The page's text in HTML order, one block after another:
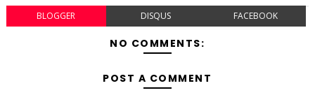
BLOGGER DISQUS FACEBOOK
NO COMMENTS:
POST A COMMENT